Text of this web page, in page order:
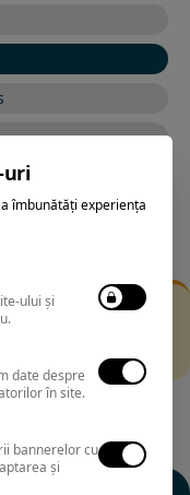
rezultat
uri
îmbunătăți experiența
ului și
date despre
în site.
bannerelor cu
și